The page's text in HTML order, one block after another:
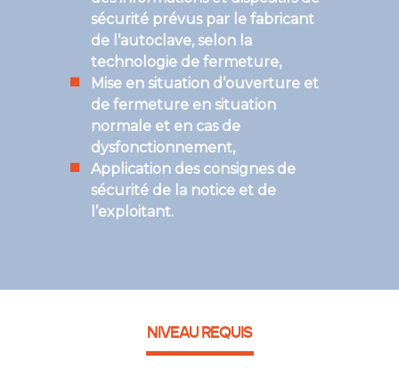
sécurité prévus par le fabricant
de l’autoclave, selon la
technologie de fermeture,
Mise en situation d’ouverture et
de fermeture en situation
normale et en cas de
dysfonctionnement,
Application des consignes de
sécurité de la notice et de
l’exploitant.
NIVEAU REQUIS